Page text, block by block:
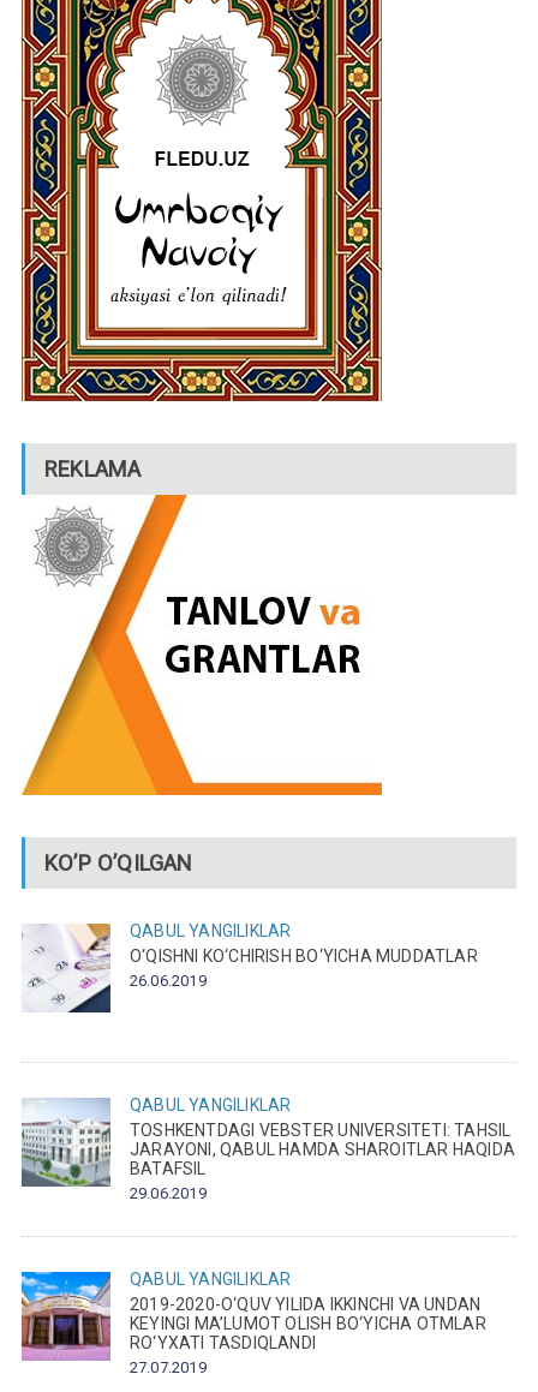
REKLAMA
KO’P O’QILGAN
QABUL
YANGILIKLAR
O‘QISHNI KO‘CHIRISH BO‘YICHA MUDDATLAR
26.06.2019
QABUL
YANGILIKLAR
TOSHKENTDAGI VEBSTER UNIVERSITETI: TAHSIL
JARAYONI, QABUL HAMDA SHAROITLAR HAQIDA
BATAFSIL
29.06.2019
QABUL
YANGILIKLAR
2019-2020-O‘QUV YILIDA IKKINCHI VA UNDAN
KEYINGI MA’LUMOT OLISH BO‘YICHA OTMLAR
RO‘YXATI TASDIQLANDI
27.07.2019